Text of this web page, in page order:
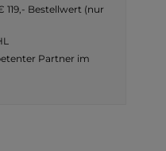
119,- Bestellwert (nur
Partner im